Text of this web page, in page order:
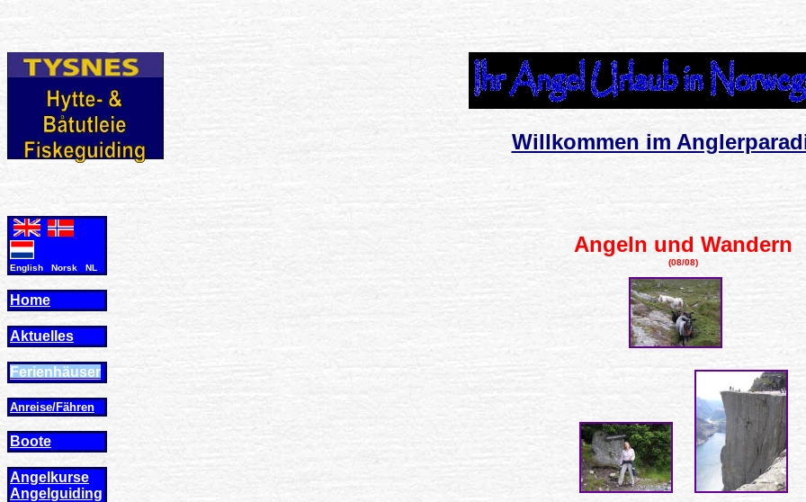
Willkommen im
English Norsk NL
Home
Aktuelles
Ferienhäuser
Anreise/Fähren
Boote
Angelkurse
Angel guiding
Angeln und Wandern
(08/08)